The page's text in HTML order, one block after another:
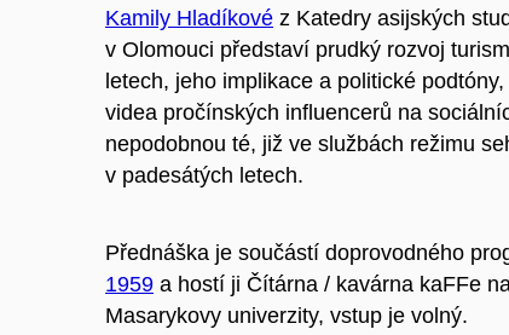
Kamily Hladíkové z Katedry asijských
v Olomouci představí prudký rozvoj
letech, jeho implikace a politické
videa pročínských influencerů na
nepodobnou té, již ve službách režimu
v padesátých letech.
Přednáška je součástí doprovodného
1959 a hostí ji Čítárna / kavárna kaFFe
Masarykovy univerzity, vstup je volný.